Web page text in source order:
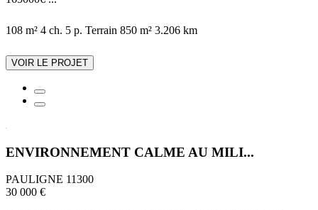
108 m² 4 ch. 5 p. Terrain 850 m² 3.206 km
VOIR LE PROJET
ENVIRONNEMENT CALME AU MILI...
PAULIGNE 11300
30 000 €